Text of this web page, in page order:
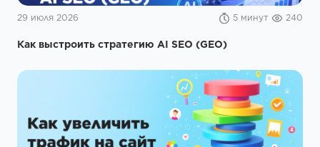
29 июля 2026 5 минут 240
Как выстроить стратегию AI SEO (GEO)